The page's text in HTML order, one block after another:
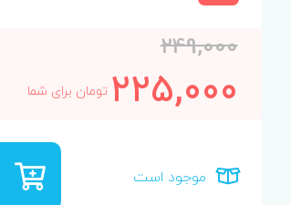
249,000
225,000 تومان برای شما
موجود است